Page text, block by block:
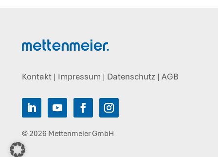
Kontakt| Impressum | Datenschutz| AGB
© 2026 Mettenmeier GmbH